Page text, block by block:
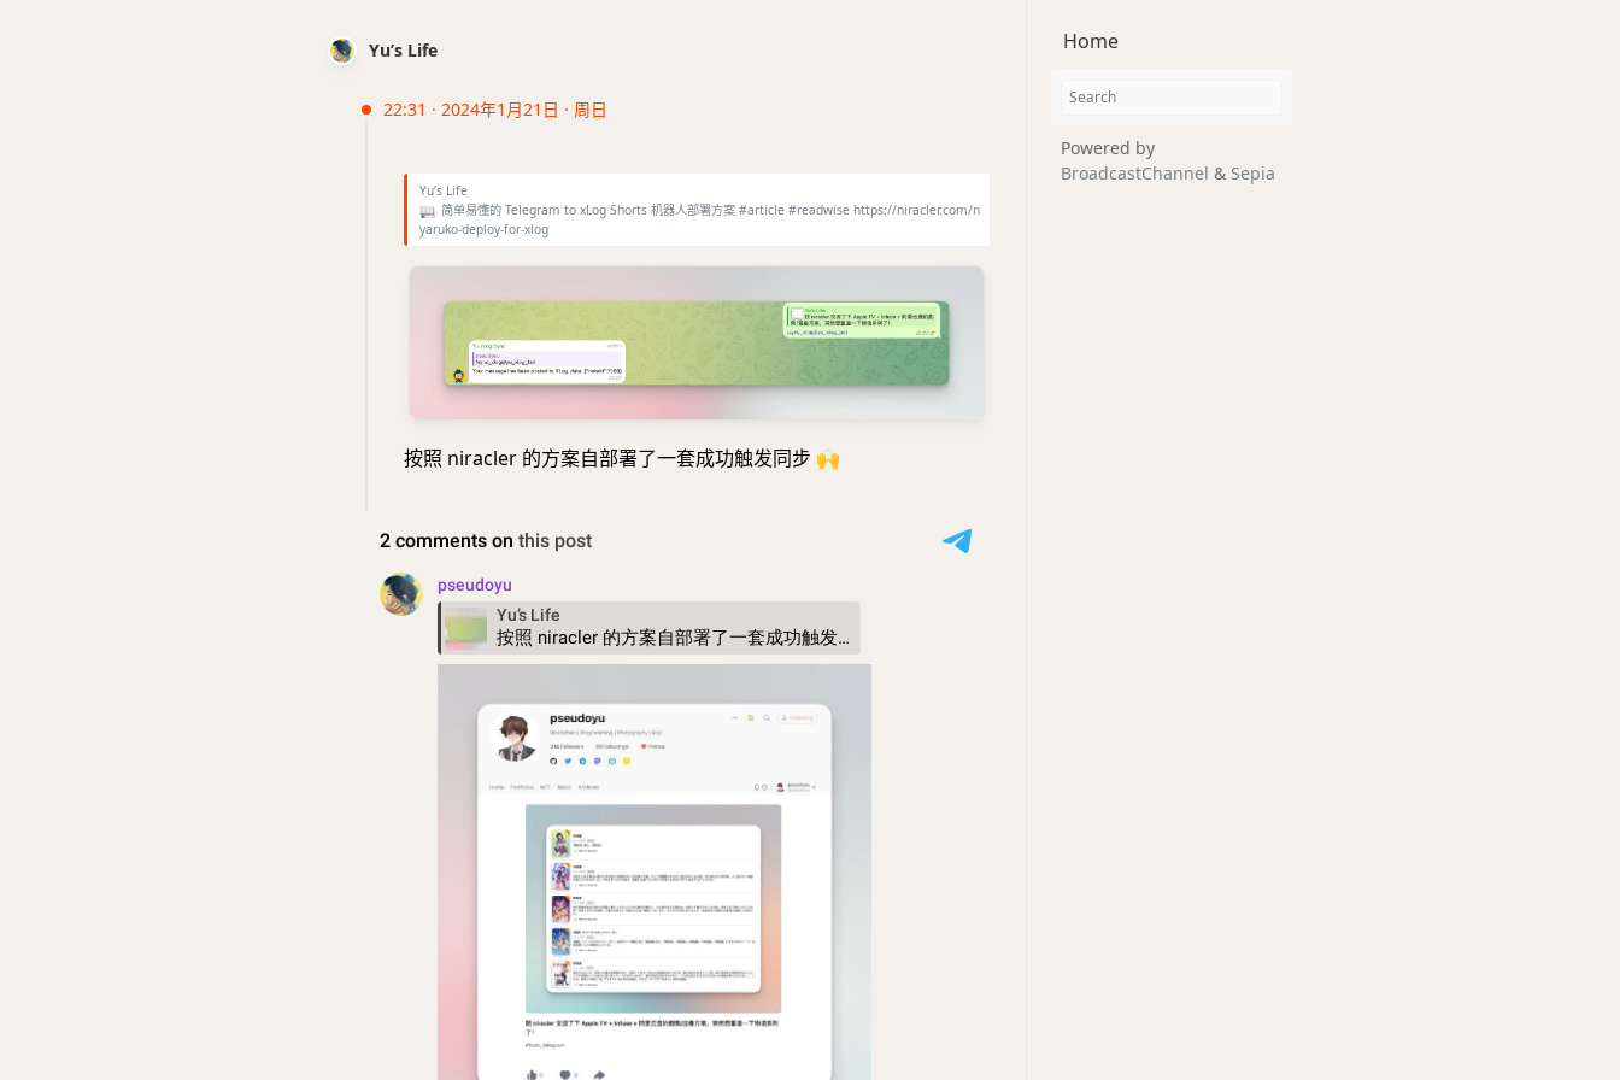
Yu’s Life
22:31 · 2024年1月21日 · 周日
Yu’s Life
📖 简单易懂的 Telegram to xLog Shorts 机器人部署方案 #article #readwise https://niracler.com/n
yaruko-deploy-for-xlog
按照 niracler 的方案自部署了一套成功触发同步 🙌
Home
Powered by
BroadcastChannel & Sepia